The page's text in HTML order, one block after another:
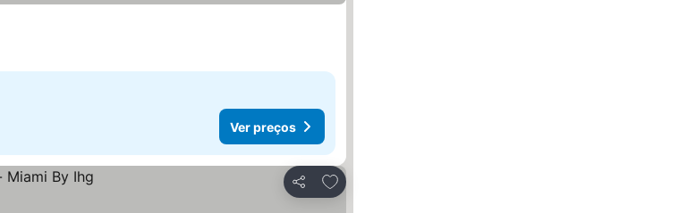
Ver preços
Partilhar
Adicionar aos favoritos